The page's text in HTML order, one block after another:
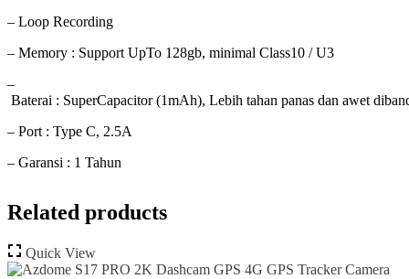
– Loop Recording
– Memory : Support UpTo 128gb, minimal Class10 / U3
–
Baterai : SuperCapacitor (1mAh), Lebih tahan panas dan awet
– Port : Type C, 2.5A
– Garansi : 1 Tahun
Related products
Quick View